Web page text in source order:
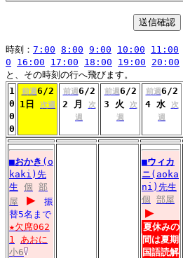
時刻： 7:00 8:00 9:00 10:00 11:00
0
16:00 17:00 18:00 19:00 20:00
と、その時刻の行へ飛びます。
1
0
0
0
前週6/2
1日 次週
前週6/2
2 月
次
週
前週6/2
3 火
次
週
前週6/2
4 水
次
週
■おかき (o
kaki)先
生 個 部
屋
▶
振
替5名まで
★欠席062
1
あおに
小6
■ウィカ
ニ(aoka
ni)先生
個 部屋
▶
夏休みの
間は夏期
国語読解